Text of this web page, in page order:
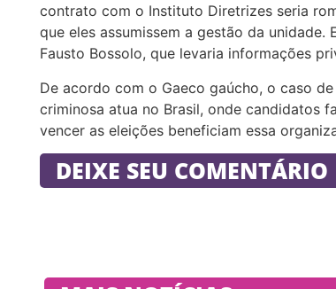
contrato com o Instituto Diretrizes seria
que eles assumissem a gestão da
Fausto Bossolo, que levaria informações
De acordo com o Gaeco gaúcho, o caso
criminosa atua no Brasil, onde candidatos
vencer as eleições beneficiam essa
DEIXE SEU COMENTÁRIO